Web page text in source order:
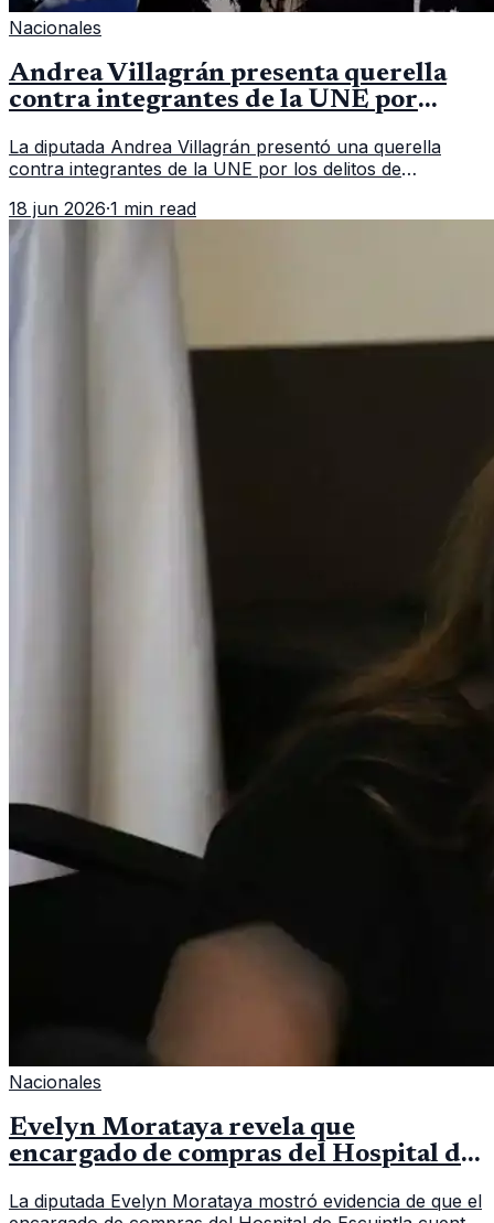
Nacionales
Andrea Villagrán presenta querella
contra integrantes de la UNE por
La diputada Andrea Villagrán presentó una querella
contra integrantes de la UNE por los delitos de
18 jun 2026·1 min read
Nacionales
Evelyn Morataya revela que
encargado de compras del Hospital de
La diputada Evelyn Morataya mostró evidencia de que el